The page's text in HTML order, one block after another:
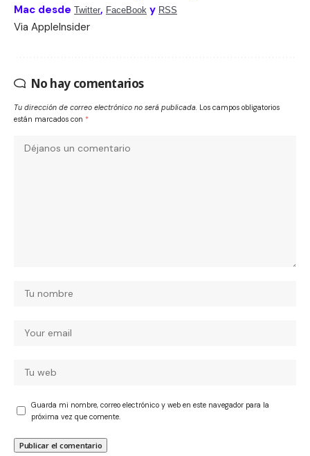
Mac desde Twitter, FaceBook y RSS
Via AppleInsider
No hay comentarios
Tu dirección de correo electrónico no será publicada. Los campos obligatorios
están marcados con *
Guarda mi nombre, correo electrónico y web en este navegador para la
próxima vez que comente.